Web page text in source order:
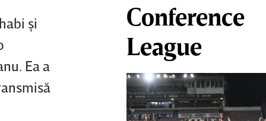
şi
Ea a
Conference
League